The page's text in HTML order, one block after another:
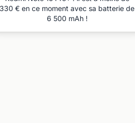
330 € en ce moment avec sa batterie de
6 500 mAh !